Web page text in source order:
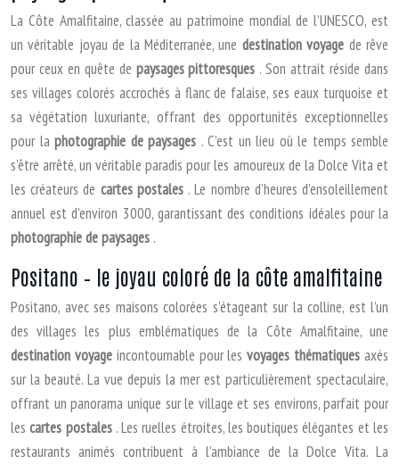
La Côte Amalfitaine, classée au patrimoine mondial de l’UNESCO, est
un véritable joyau de la Méditerranée, une destination voyage de rêve
pour ceux en quête de paysages pittoresques . Son attrait réside dans
ses villages colorés accrochés à flanc de falaise, ses eaux turquoise et
sa végétation luxuriante, offrant des opportunités exceptionnelles
pour la photographie de paysages . C’est un lieu où le temps semble
s’être arrêté, un véritable paradis pour les amoureux de la Dolce Vita et
les créateurs de cartes postales . Le nombre d’heures d’ensoleillement
annuel est d’environ 3000, garantissant des conditions idéales pour la
photographie de paysages .
Positano – le joyau coloré de la côte amalfitaine
Positano, avec ses maisons colorées s’étageant sur la colline, est l’un
des villages les plus emblématiques de la Côte Amalfitaine, une
destination voyage incontournable pour lesvoyages thématiquesaxés
sur la beauté. La vue depuis la mer est particulièrement spectaculaire,
offrant un panorama unique sur le village et ses environs, parfait pour
lescartes postales . Les ruelles étroites, les boutiques élégantes et les
restaurants animés contribuent à l’ambiance de la Dolce Vita. La